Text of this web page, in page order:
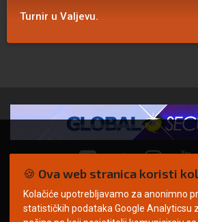
Turnir u Valjevu.
©
🍪 Ova web stranica koristi
Kolačiće upotrebljavamo za anonimno
statističkih podataka Google Analyticsu